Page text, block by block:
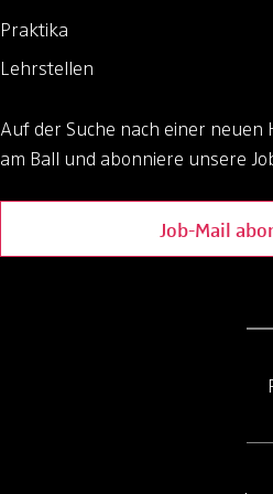
Praktika
Lehrstellen
Auf der Suche nach einer neuen
am Ball und abonniere unsere
Job-Mail